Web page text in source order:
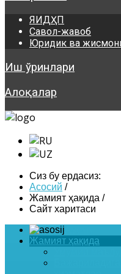
ЯИДҲП
Савол-жавоб
Юридик ва
Иш ўринлари
Алоқалар
Сиз бу ердасиз:
Асосий /
Жамият ҳақида /
Сайт харитаси
Жамият ҳақида